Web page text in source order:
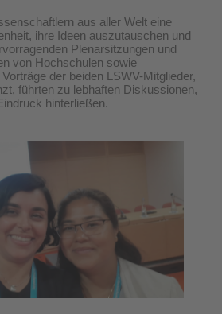
aus aller Welt eine
ihre Ideen auszutauschen und
Plenarsitzungen und
von Hochschulen sowie
der beiden LSWV-Mitglieder,
führten zu lebhaften Diskussionen,
hinterließen.